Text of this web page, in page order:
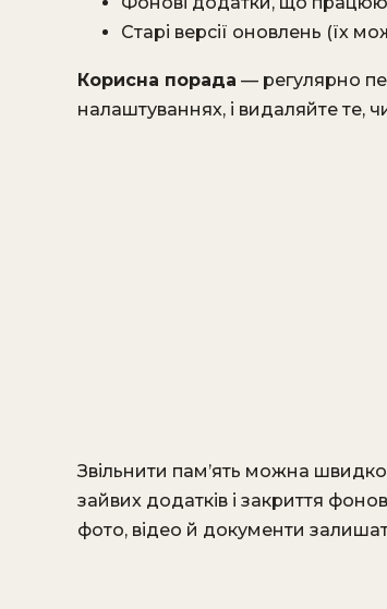
Старі версії оновлень (їх
Корисна порада — регулярно
налаштуваннях, і видаляйте те,
Звільнити пам’ять можна
зайвих додатків і закриття
фото, відео й документи